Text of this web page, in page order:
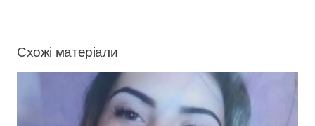
Схожі матеріали